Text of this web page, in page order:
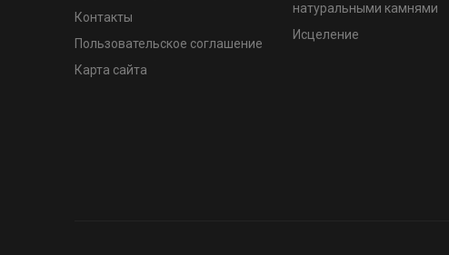
Контакты
Пользовательское соглашение
Карта сайта
натуральными камнями
Исцеление